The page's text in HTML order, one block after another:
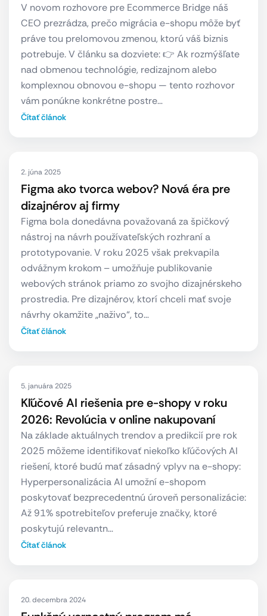
V novom rozhovore pre Ecommerce Bridge náš
CEO prezrádza, prečo migrácia e-shopu môže byť
práve tou prelomovou zmenou, ktorú váš biznis
potrebuje. V článku sa dozviete: 👉 Ak rozmýšľate
nad obmenou technológie, redizajnom alebo
komplexnou obnovou e-shopu — tento rozhovor
vám ponúkne konkrétne postre…
Čítať článok
2. júna 2025
Figma ako tvorca webov? Nová éra pre
dizajnérov aj firmy
Figma bola donedávna považovaná za špičkový
nástroj na návrh používateľských rozhraní a
prototypovanie. V roku 2025 však prekvapila
odvážnym krokom – umožňuje publikovanie
webových stránok priamo zo svojho dizajnérskeho
prostredia. Pre dizajnérov, ktorí chceli mať svoje
návrhy okamžite „naživo“, to…
Čítať článok
5. januára 2025
Kľúčové AI riešenia pre e-shopy v roku
2026: Revolúcia v online nakupovaní
Na základe aktuálnych trendov a predikcií pre rok
2025 môžeme identifikovať niekoľko kľúčových AI
riešení, ktoré budú mať zásadný vplyv na e-shopy:
Hyperpersonalizácia AI umožní e-shopom
poskytovať bezprecedentnú úroveň personalizácie:
Až 91% spotrebiteľov preferuje značky, ktoré
poskytujú relevantn…
Čítať článok
20. decembra 2024